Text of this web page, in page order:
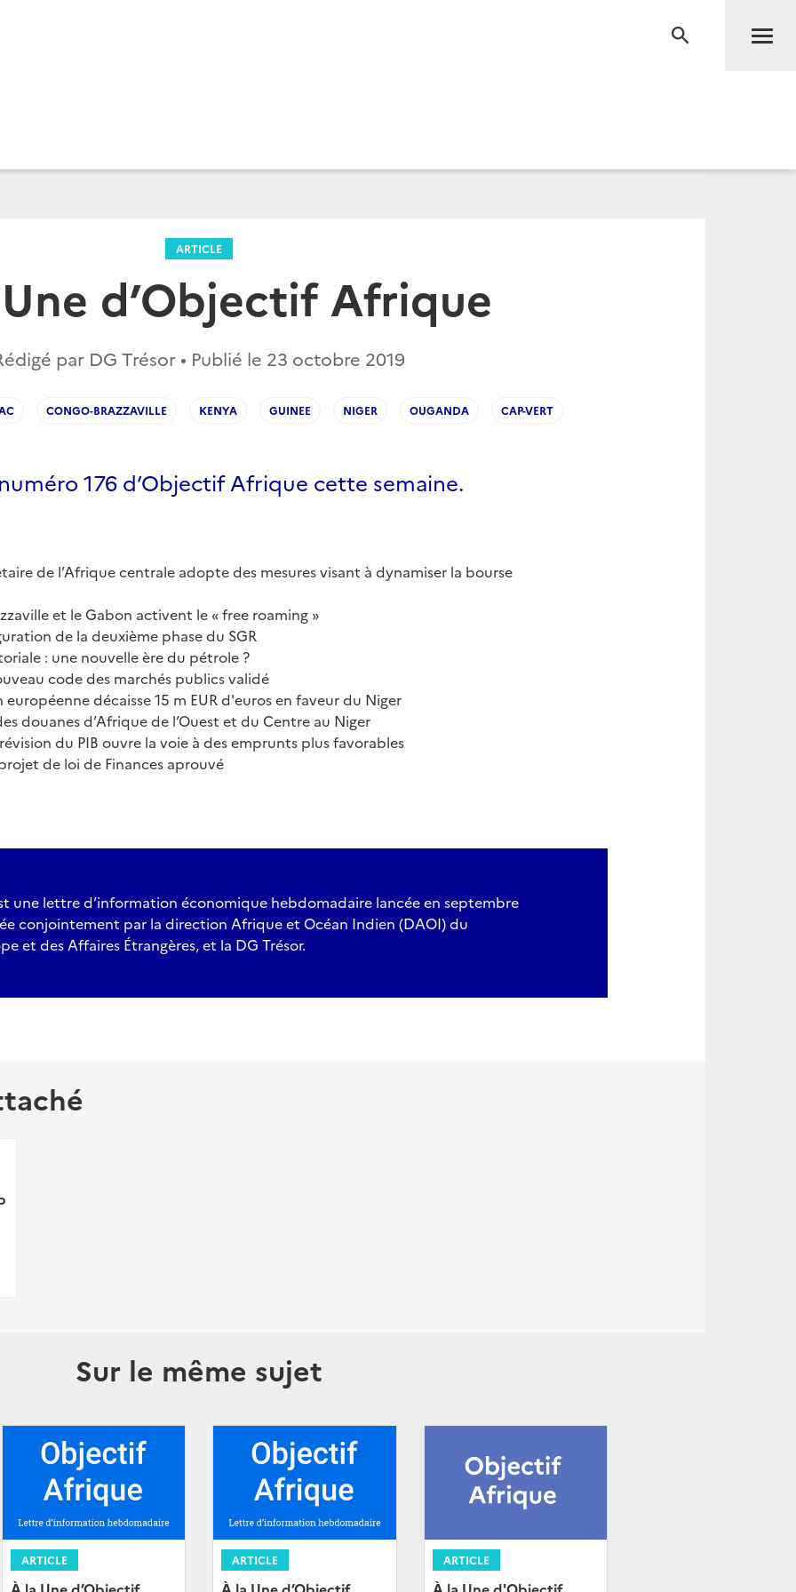
RECHERCHE
ARTICLE
d’Objectif Afrique
par DG Trésor • Publié le 23 octobre 2019
CONGO-BRAZZAVILLE KENYA GUINEE NIGER OUGANDA CAP-VERT
176 d’Objectif Afrique cette semaine.
de l’Afrique centrale adopte des mesures visant à dynamiser la bourse
et le Gabon activent le « free roaming »
de la deuxième phase du SGR
: une nouvelle ère du pétrole ?
code des marchés publics validé
européenne décaisse 15 m EUR d'euros en faveur du Niger
douanes d’Afrique de l’Ouest et du Centre au Niger
du PIB ouvre la voie à des emprunts plus favorables
de loi de Finances aprouvé
une lettre d’information économique hebdomadaire lancée en septembre
conjointement par la direction Afrique et Océan Indien (DAOI) du
et des Affaires Étrangères, et la DG Trésor.
Sur le même sujet
ARTICLE ARTICLE ARTICLE